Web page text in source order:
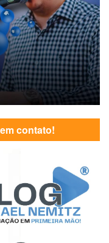
contato!